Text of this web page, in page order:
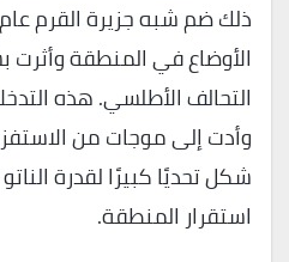
الأوضاع في المنطقة
التحالف الأطلسي. هذه
وأدت إلى موجات من
شكل تحديًا كبيرًا لقدرة
استقرار المنطقة.